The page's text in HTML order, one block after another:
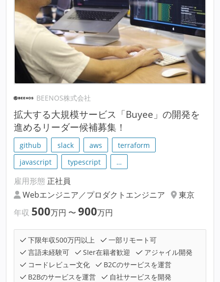
BEENOS株式会社
拡大する大規模サービス「Buyee」の開発を
進めるリーダー候補募集！
github slack aws
terraform
javascript
typescript …
雇用形態 正社員
Webエンジニア／プロダクトエンジニア
東京
年収 500万円 〜 900万円
下限年収500万円以上
一部リモート可
言語未経験可
SIer在籍者歓迎
アジャイル開発
コードレビュー文化
B2Cのサービスを運営
B2Bのサービスを運営
自社サービスを開発